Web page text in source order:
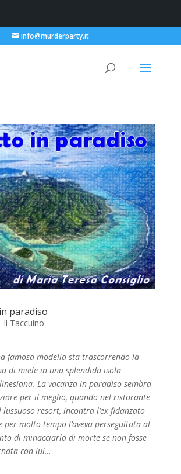
info@murderparty.it
paradiso
Il Taccuino
famosa modella sta trascorrendo la
di miele in una splendida isola
La vacanza in paradiso sembra
per il meglio, quando nel ristorante
lussuoso resort, incontra l’ex fidanzato
per molto tempo l’aveva perseguitata al
di minacciarla di morte se non fosse
con lui…